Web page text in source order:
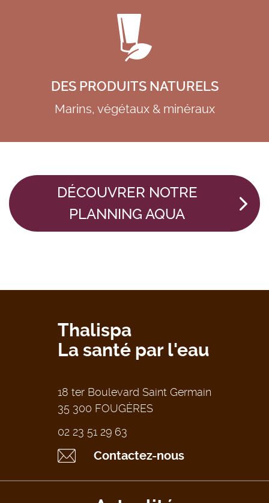
DES PRODUITS NATURELS
Marins, végétaux & minéraux
DÉCOUVRER NOTRE
PLANNING AQUA
Thalispa
La santé par l'eau
18 ter Boulevard Saint Germain
35 300 FOUGÈRES
02 23 51 29 63
Contactez-nous